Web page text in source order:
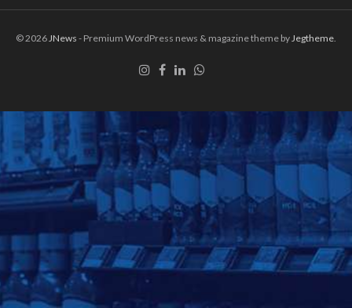
© 2026 JNews - Premium WordPress news & magazine theme by Jegtheme